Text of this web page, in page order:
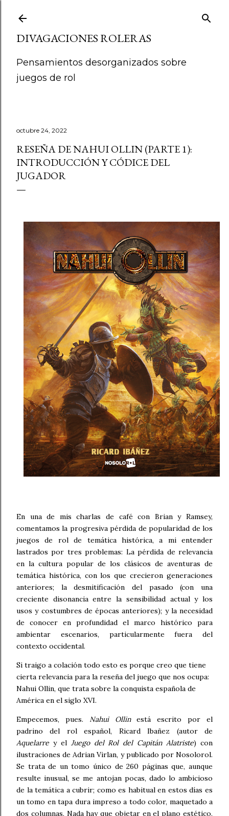
DIVAGACIONES ROLERAS
Pensamientos desorganizados sobre
juegos de rol
octubre 24, 2022
RESEÑA DE NAHUI OLLIN (PARTE 1):
INTRODUCCIÓN Y CÓDICE DEL
JUGADOR
En una de mis charlas de café con Brian y Ramsey,
comentamos la progresiva pérdida de popularidad de los
juegos de rol de temática histórica, a mi entender
lastrados por tres problemas: La pérdida de relevancia
en la cultura popular de los clásicos de aventuras de
temática histórica, con los que crecieron generaciones
anteriores; la desmitificación del pasado (con una
creciente disonancia entre la sensibilidad actual y los
usos y costumbres de épocas anteriores); y la necesidad
de conocer en profundidad el marco histórico para
ambientar escenarios, particularmente fuera del
contexto occidental.
Si traigo a colación todo esto es porque creo que tiene
cierta relevancia para la reseña del juego que nos ocupa:
Nahui Ollin, que trata sobre la conquista española de
América en el siglo XVI.
Empecemos, pues. Nahui Ollinestá escrito por el
padrino del rol español, Ricard Ibañez (autor de
Aquelarre y el Juego del Rol del Capitán Alatriste) con
ilustraciones de Adrian Virlan, y publicado por Nosolorol.
Se trata de un tomo único de 260 páginas que, aunque
resulte inusual, se me antojan pocas, dado lo ambicioso
de la temática a cubrir; como es habitual en estos días es
un tomo en tapa dura impreso a todo color, maquetado a
dos columnas. Nada hay que objetar en el plano estético,